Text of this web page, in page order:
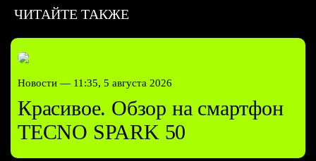
ЧИТАЙТЕ ТАКЖЕ
Новости — 11:35, 5 августа 2026
Красивое. Обзор на смартфон
TECNO SPARK 50